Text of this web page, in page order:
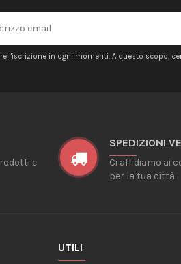
l'iscrizione in ogni momenti. A questo scopo,
e
SPEDIZIONI
Ci affidiamo ai
per la tua città
UTILI